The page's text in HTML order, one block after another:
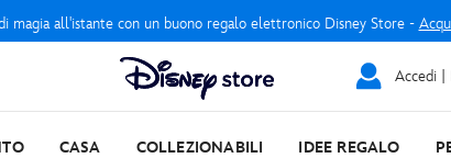
magia all'istante con un buono regalo elettronico Disney Store -
Accedi |
CASA COLLEZIONABILI IDEE REGALO